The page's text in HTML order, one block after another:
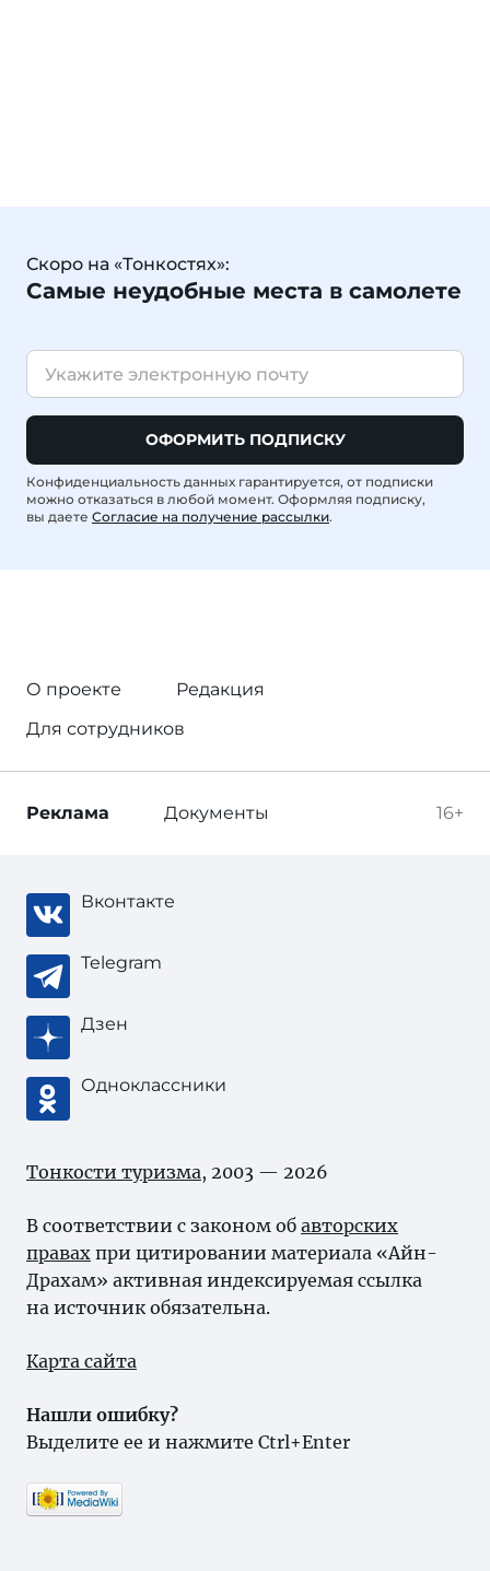
Скоро на «Тонкостях»:
Самые неудобные места в самолете
ОФОРМИТЬ ПОДПИСКУ
Конфиденциальность данных гарантируется, от подписки
можно отказаться в любой момент. Оформляя подписку,
вы даете Согласие на получение рассылки.
О проекте
Редакция
Для сотрудников
16+
Реклама Документы
Вконтакте
Telegram
Дзен
Одноклассники
Тонкости туризма, 2003 — 2026
В соответствии с законом об авторских
правах при цитировании материала «Айн-
Драхам» активная индексируемая ссылка
на источник обязательна.
Карта сайта
Нашли ошибку?
Выделите ее и нажмите Ctrl+Enter